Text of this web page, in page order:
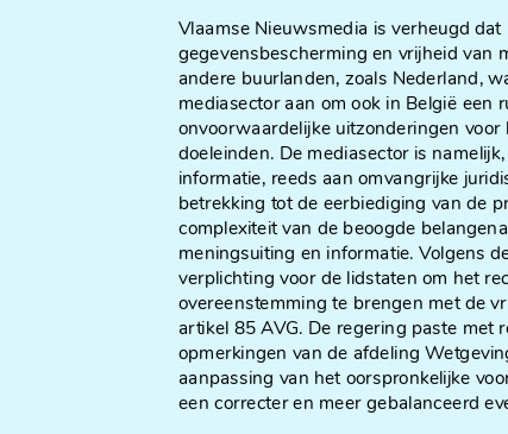
Vlaamse Nieuwsmedia is verheugd
gegevensbescherming en vrijheid van
andere buurlanden, zoals Nederland,
mediasector aan om ook in België een
onvoorwaardelijke uitzonderingen
doeleinden. De mediasector is
informatie, reeds aan omvangrijke
betrekking tot de eerbiediging van de
complexiteit van de beoogde
meningsuiting en informatie. Volgens
verplichting voor de lidstaten om het
overeenstemming te brengen met de
artikel 85 AVG. De regering paste met
opmerkingen van de afdeling
aanpassing van het oorspronkelijke
een correcter en meer gebalanceerd